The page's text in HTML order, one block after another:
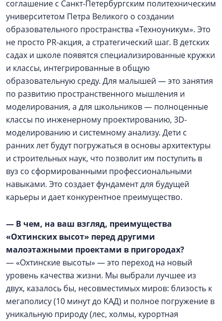
соглашение с Санкт-Петербургским политехническим
университетом Петра Великого о создании
образовательного пространства «Техноуникум». Это
не просто PR-акция, а стратегический шаг. В детских
садах и школе появятся специализированные кружки
и классы, интегрированные в общую
образовательную среду. Для малышей — это занятия
по развитию пространственного мышления и
моделирования, а для школьников — полноценные
классы по инженерному проектированию, 3D-
моделированию и системному анализу. Дети с
ранних лет будут погружаться в основы архитектуры
и строительных наук, что позволит им поступить в
вуз со сформированными профессиональными
навыками. Это создает фундамент для будущей
карьеры и дает конкурентное преимущество.
— В чем, на ваш взгляд, преимущества
«Охтинских высот» перед другими
малоэтажными проектами в пригородах?
— «Охтинские высоты» — это переход на новый
уровень качества жизни. Мы выбрали лучшее из
двух, казалось бы, несовместимых миров: близость к
мегаполису (10 минут до КАД) и полное погружение в
уникальную природу (лес, холмы, курортная